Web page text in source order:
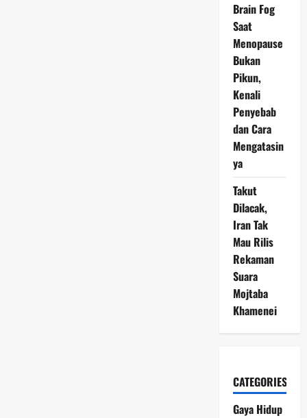
Brain Fog
Saat
Menopause
Bukan
Pikun,
Kenali
Penyebab
dan Cara
Mengatasin
ya
Takut
Dilacak,
Iran Tak
Mau Rilis
Rekaman
Suara
Mojtaba
Khamenei
CATEGORIES
Gaya Hidup